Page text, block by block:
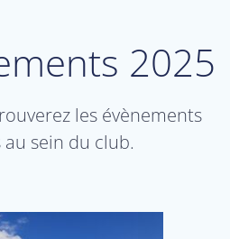
2025
les évènements
au sein du club.